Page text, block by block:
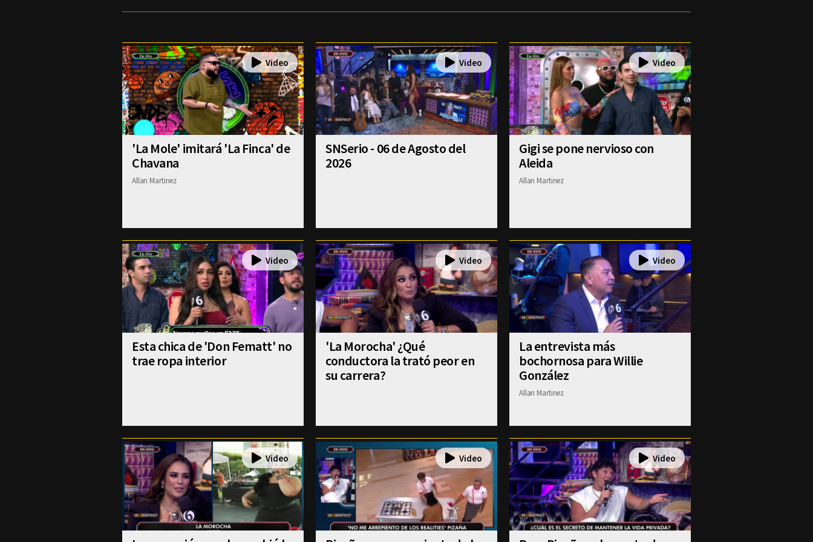
'La Mole' imitará 'La Finca' de
Chavana
Allan Martinez
SNSerio - 06 de Agosto del
2026
Gigi se pone nervioso con
Aleida
Allan Martinez
Esta chica de 'Don Fematt' no
trae ropa interior
'La Morocha' ¿Qué
conductora la trató peor en
su carrera?
La entrevista más
bochornosa para Willie
González
Allan Martinez